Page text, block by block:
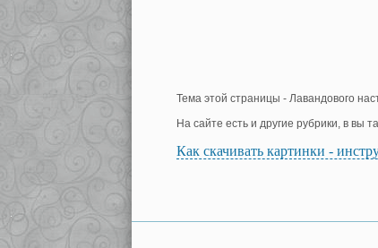
Тема этой страницы - Лавандового
На сайте есть и другие рубрики, в вы
Как скачивать картинки -